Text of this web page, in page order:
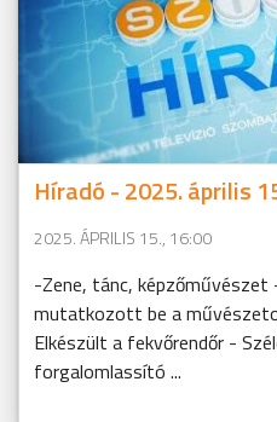
Híradó - 2025. április
2025. ÁPRILIS 15., 16:00
-Zene, tánc, képzőművészet
mutatkozott be a
Elkészült a fekvőrendőr -
forgalomlassító ...